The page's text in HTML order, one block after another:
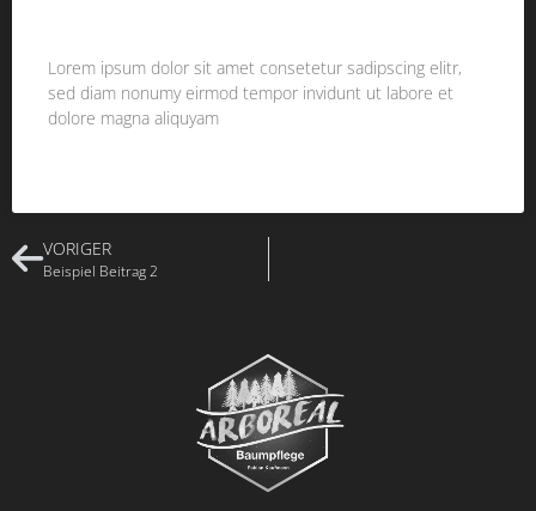
Lorem ipsum dolor sit amet consetetur sadipscing elitr,
sed diam nonumy eirmod tempor invidunt ut labore et
dolore magna aliquyam
VORIGER
Beispiel Beitrag 2